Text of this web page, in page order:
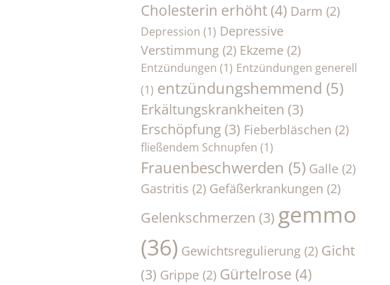
Cholesterin erhöht(4) Darm (2)
Depression (1) Depressive
Verstimmung(2) Ekzeme (2)
Entzündungen (1) Entzündungen generell
(1) entzündungshemmend (5)
Erkältungskrankheiten (3)
Erschöpfung(3) Fieberbläschen (2)
fließendem Schnupfen (1)
Frauenbeschwerden (5) Galle (2)
Gastritis (2) Gefäßerkrankungen (2)
Gelenkschmerzen (3) gemmo
(36) Gewichtsregulierung(2) Gicht
(3) Grippe (2) Gürtelrose (4)